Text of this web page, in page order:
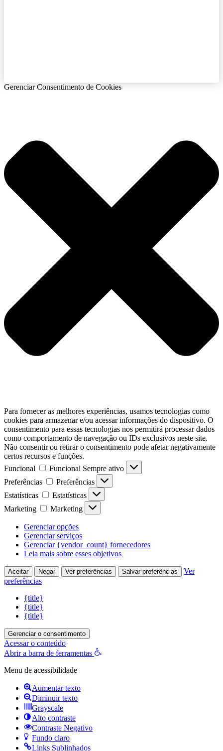
Gerenciar Consentimento de Cookies
Para fornecer as melhores experiências, usamos tecnologias como
cookies para armazenar e/ou acessar informações do dispositivo. O
consentimento para essas tecnologias nos permitirá processar dados
como comportamento de navegação ou IDs exclusivos neste site.
Não consentir ou retirar o consentimento pode afetar negativamente
certos recursos e funções.
Funcional
Funcional Sempre ativo
Preferências
Preferências
Estatísticas
Estatísticas
Marketing
Marketing
Gerenciar opções
Gerenciar serviços
Gerenciar {vendor_count} fornecedores
Leia mais sobre esses objetivos
Aceitar Negar Ver preferências Salvar preferências
Ver
preferências
{title}
{title}
{title}
Gerenciar o consentimento
Acessar o conteúdo
Abrir a barra de ferramentas
Menu de acessibilidade
Aumentar texto
Diminuir texto
Grayscale
Alto contraste
Contraste Negativo
Fundo claro
Links Sublinhados